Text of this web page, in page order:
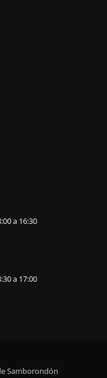
a 16:30
a 17:00
Samborondón